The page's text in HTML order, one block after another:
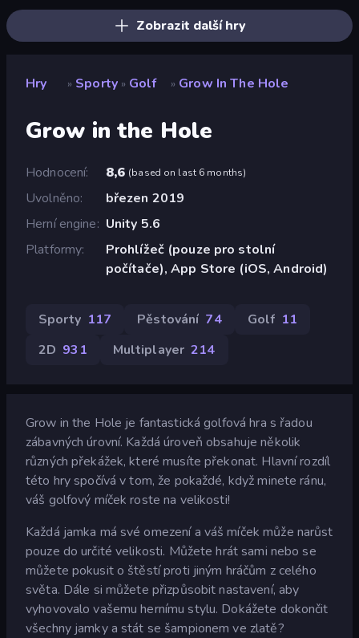
Zobrazit další hry
Hry » Sporty » Golf » Grow In The Hole
Grow in the Hole
Hodnocení 8,6 (based on last 6 months)
Uvolněno
březen 2019
Herní engine
Unity 5.6
Platformy
Prohlížeč (pouze pro stolní
počítače), App Store (iOS, Android)
Sporty 117 Pěstování 74 Golf 11
2D 931 Multiplayer 214
Grow in the Hole je fantastická golfová hra s řadou
zábavných úrovní. Každá úroveň obsahuje několik
různých překážek, které musíte překonat. Hlavní rozdíl
této hry spočívá v tom, že pokaždé, když minete ránu,
váš golfový míček roste na velikosti!
Každá jamka má své omezení a váš míček může narůst
pouze do určité velikosti. Můžete hrát sami nebo se
můžete pokusit o štěstí proti jiným hráčům z celého
světa. Dále si můžete přizpůsobit nastavení, aby
vyhovovalo vašemu hernímu stylu. Dokážete dokončit
všechny jamky a stát se šampionem ve zlatě?